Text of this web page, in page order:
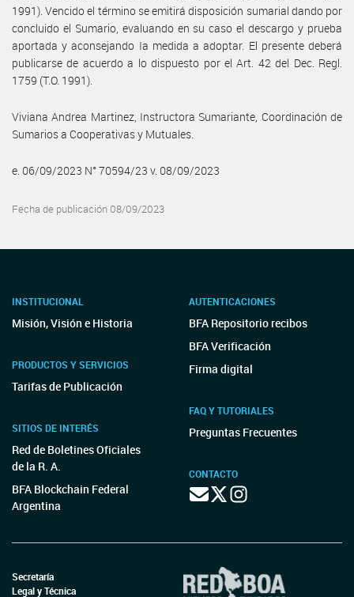
1991). Vencido el término se emitirá disposición sumarial dando por
concluido el Sumario, evaluando en su caso el descargo y prueba
aportada y aconsejando Ia medida a adoptar. El presente deberá
publicarse de acuerdo a lo dispuesto por el Art. 42 del Dec. Regl.
1759 (T.O. 1991).
Viviana Andrea Martinez, Instructora Sumariante, Coordinación de
Sumarios a Cooperativas y Mutuales.
e. 06/09/2023 N° 70594/23 v. 08/09/2023
Fecha de publicación 08/09/2023
INSTITUCIONAL
Misión, Visión e Historia
PRODUCTOS Y SERVICIOS
Tarifas de Publicación
SITIOS DE INTERÉS
Red de Boletines Oficiales
de la R. A.
BFA Blockchain Federal
Argentina
AUTENTICACIONES
BFA Repositorio recibos
BFA Verificación
Firma digital
FAQ Y TUTORIALES
Preguntas Frecuentes
CONTACTO
Secretaría
Legal y Técnica